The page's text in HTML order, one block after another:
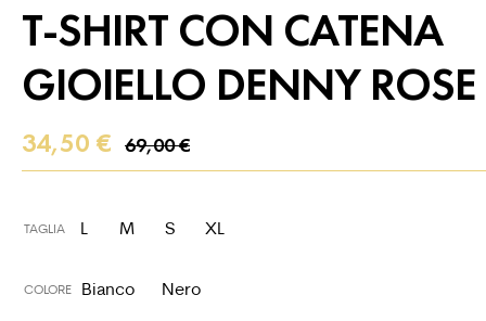
T-SHIRT CON CATENA
GIOIELLO DENNY ROSE
69,00€
34,50 €
TAGLIA L M S XL
COLORE Bianco Nero